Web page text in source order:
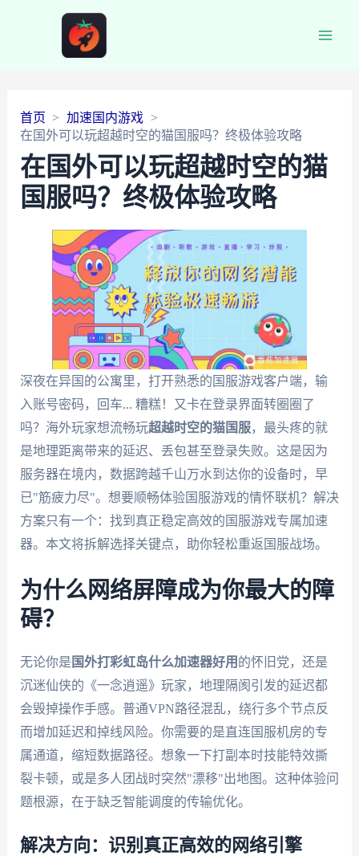
首页
加速国内游戏
在国外可以玩超越时空的猫国服吗？终极体验攻略
在国外可以玩超越时空的猫
国服吗？终极体验攻略
深夜在异国的公寓里，打开熟悉的国服游戏客户端，输
入账号密码，回车... 糟糕！又卡在登录界面转圈圈了
吗？海外玩家想流畅玩超越时空的猫国服，最头疼的就
是地理距离带来的延迟、丢包甚至登录失败。这是因为
服务器在境内，数据跨越千山万水到达你的设备时，早
已"筋疲力尽"。想要顺畅体验国服游戏的情怀联机？解决
方案只有一个：找到真正稳定高效的国服游戏专属加速
器。本文将拆解选择关键点，助你轻松重返国服战场。
为什么网络屏障成为你最大的障
碍？
无论你是 国外打彩虹岛什么加速器好用 的怀旧党，还是
沉迷仙侠的《一念逍遥》玩家，地理隔阂引发的延迟都
会毁掉操作手感。普通VPN路径混乱，绕行多个节点反
而增加延迟和掉线风险。你需要的是直连国服机房的专
属通道，缩短数据路径。想象一下打副本时技能特效撕
裂卡顿，或是多人团战时突然"漂移"出地图。这种体验问
题根源，在于缺乏智能调度的传输优化。
解决方向：识别真正高效的网络引擎